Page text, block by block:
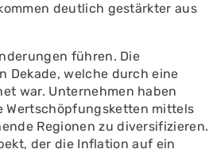
deutlich gestärkter aus
führen. Die
Dekade, welche durch eine
war. Unternehmen haben
Wertschöpfungsketten mittels
Regionen zu diversifizieren.
der die Inflation auf ein